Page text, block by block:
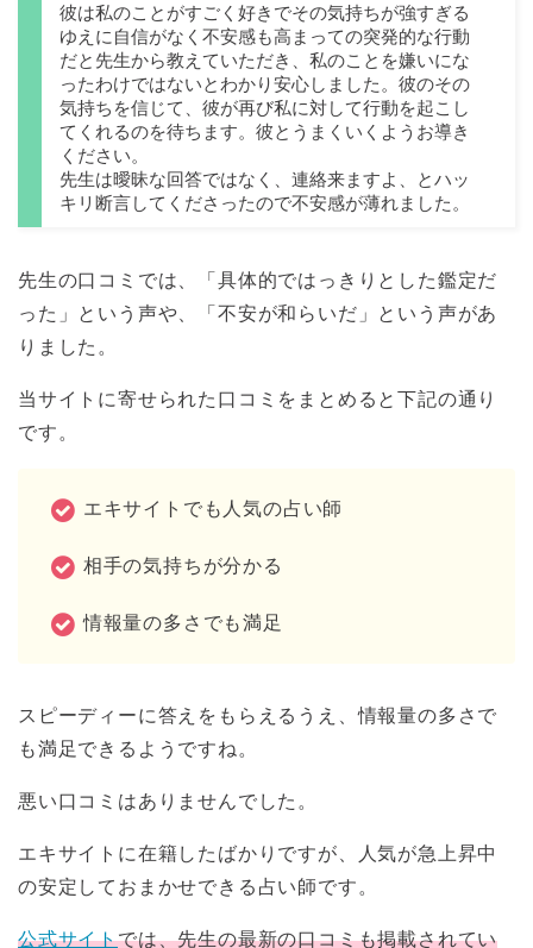
彼は私のことがすごく好きでその気持ちが強すぎる
ゆえに自信がなく不安感も高まっての突発的な行動
だと先生から教えていただき、私のことを嫌いにな
ったわけではないとわかり安心しました。彼のその
気持ちを信じて、彼が再び私に対して行動を起こし
てくれるのを待ちます。彼とうまくいくようお導き
ください。
先生は曖昧な回答ではなく、連絡来ますよ、とハッ
キリ断言してくださったので不安感が薄れました。
先生の口コミでは、「具体的ではっきりとした鑑定だ
った」という声や、「不安が和らいだ」という声があ
りました。
当サイトに寄せられた口コミをまとめると下記の通り
です。
エキサイトでも人気の占い師
相手の気持ちが分かる
情報量の多さでも満足
スピーディーに答えをもらえるうえ、情報量の多さで
も満足できるようですね。
悪い口コミはありませんでした。
エキサイトに在籍したばかりですが、人気が急上昇中
の安定しておまかせできる占い師です。
公式サイトでは、先生の最新の口コミも掲載されてい